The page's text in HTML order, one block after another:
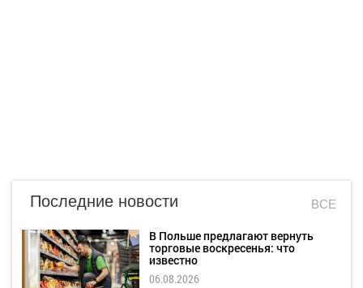
Последние новости ВСЕ
В Польше предлагают вернуть
торговые воскресенья: что
известно
06.08.2026